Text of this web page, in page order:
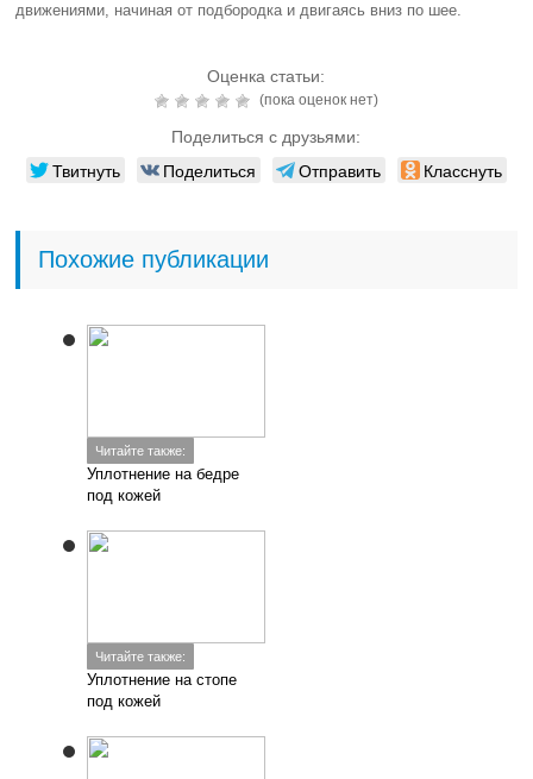
движениями, начиная от подбородка и двигаясь вниз по шее.
Оценка статьи:
(пока оценок нет)
Поделиться с друзьями:
Твитнуть Поделиться Отправить Класснуть
Похожие публикации
Читайте также:
Уплотнение на бедре
под кожей
Читайте также:
Уплотнение на стопе
под кожей